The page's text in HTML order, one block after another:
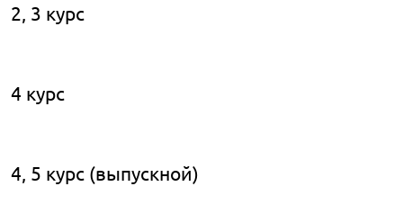
2, 3 курс
4 курс
4, 5 курс (выпускной)